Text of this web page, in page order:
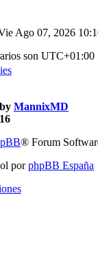
Ago 07, 2026
son UTC+01:00
MannixMD
® Forum
porphpBB España